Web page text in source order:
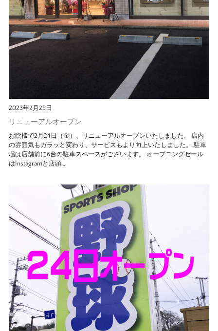
2023年2月25日
リニューアルオープン
お陰様で2月24日（金）、リニューアルオープンいたしました。 店内
の雰囲気もガラッと変わり、サービスもより向上いたしました。 駐車
場は店舗前に6台の駐車スペースがございます。 オープニングセール
はInstagramと店頭…